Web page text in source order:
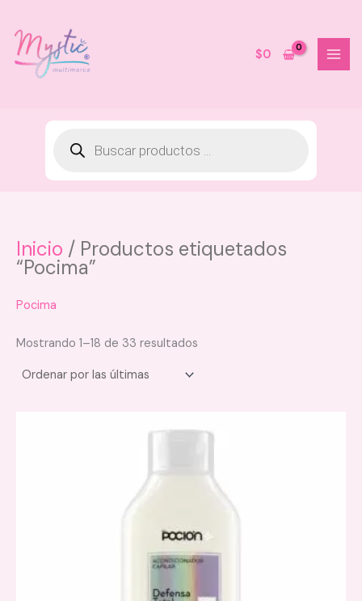
contenido
$0
Inicio / Productos etiquetados
“Pocima”
Pocima
Mostrando 1–18 de 33 resultados
Mantequilla Corporal Vive Beauty
- Explosion Frutal